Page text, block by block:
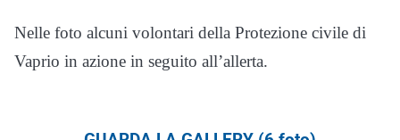
Nelle foto alcuni volontari della Protezione civile di
Vaprio in azione in seguito all’allerta.